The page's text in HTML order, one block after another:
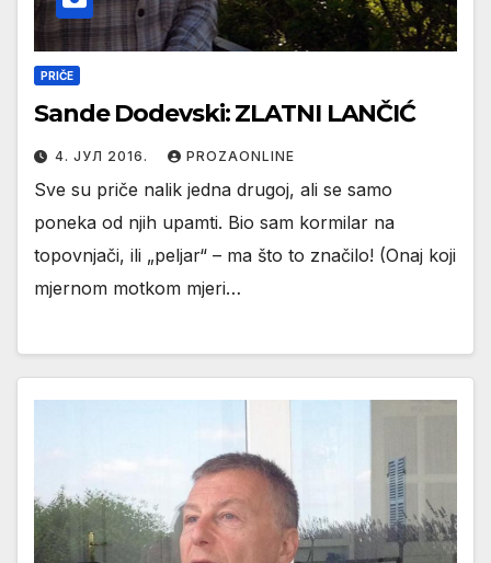
PRIČE
Sande Dodevski: ZLATNI LANČIĆ
4. ЈУЛ 2016. PROZAONLINE
Sve su priče nalik jedna drugoj, ali se samo
poneka od njih upamti. Bio sam kormilar na
topovnjači, ili „peljar“ – ma što to značilo! (Onaj koji
mjernom motkom mjeri…